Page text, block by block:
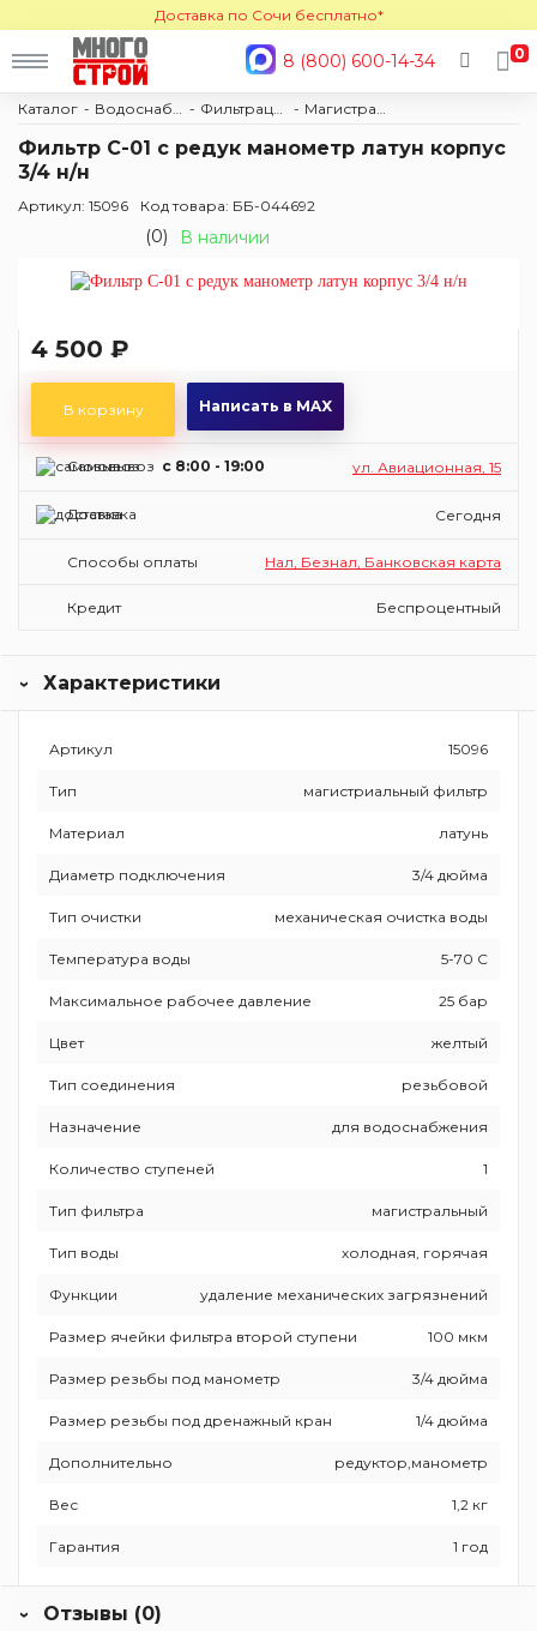
Доставка по Сочи бесплатно*
8 (800) 600-14-34 0
Каталог
Фильтр С-01 с редук манометр латун корпус
3/4 н/н
Артикул: 15096 Код товара: ББ-044692
(0) В наличии
4 500 ₽
В корзину Написать в MAX
Самовывоз c 8:00 - 19:00 ул. Авиационная, 15
Доставка Сегодня
Способы оплаты Нал, Безнал, Банковская карта
Кредит Беспроцентный
Характеристики
Артикул 15096
Тип магистриальный фильтр
Материал латунь
Диаметр подключения 3/4 дюйма
Тип очистки механическая очистка воды
Температура воды 5-70 С
Максимальное рабочее давление 25 бар
Цвет желтый
Тип соединения резьбовой
Назначение для водоснабжения
Количество ступеней 1
Тип фильтра магистральный
Тип воды холодная, горячая
Функции удаление механических загрязнений
Размер ячейки фильтра второй ступени 100 мкм
Размер резьбы под манометр 3/4 дюйма
Размер резьбы под дренажный кран 1/4 дюйма
Дополнительно редуктор,манометр
Вес 1,2 кг
Гарантия 1 год
Отзывы (0)